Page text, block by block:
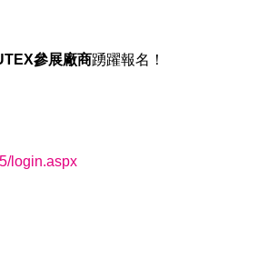
參展廠商踴躍報名！
login.aspx